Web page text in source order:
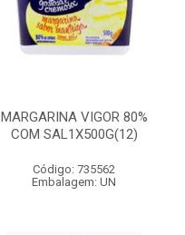
MARGARINA VIGOR 80%
COM SAL1X500G(12)
Código: 735562
Embalagem: UN